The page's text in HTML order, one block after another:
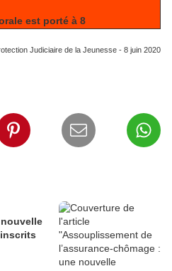
est porté à 8
Judiciaire de la Jeunesse - 8 juin 2020
nouvelle